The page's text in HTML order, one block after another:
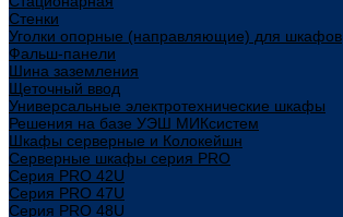
Стенки
Уголки опорные (направляющие) для шкафов
Фальш-панели
Шина заземления
Щеточный ввод
Универсальные электротехнические шкафы
Решения на базе УЭШ МИКсистем
Шкафы серверные и Колокейшн
Серверные шкафы серия PRO
Серия PRO 42U
Серия PRO 47U
Серия PRO 48U